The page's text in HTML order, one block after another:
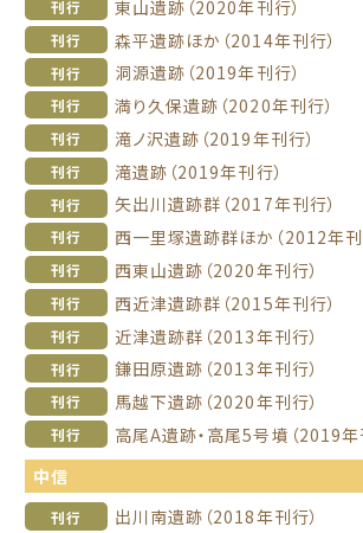
刊行 東山遺跡（2020年刊行）
刊行 森平遺跡ほか（2014年刊行）
刊行 洞源遺跡（2019年刊行）
刊行 満り久保遺跡（2020年刊行）
刊行 滝ノ沢遺跡（2019年刊行）
刊行 滝遺跡（2019年刊行）
刊行 矢出川遺跡群（2017年刊行）
刊行 西一里塚遺跡群ほか（2012年刊
刊行 西東山遺跡（2020年刊行）
刊行 西近津遺跡群（2015年刊行）
刊行 近津遺跡群（2013年刊行）
刊行 鎌田原遺跡（2013年刊行）
刊行 馬越下遺跡（2020年刊行）
刊行
高尾A遺跡・高尾5号墳（2019年
中信
刊行 出川南遺跡（2018年刊行）